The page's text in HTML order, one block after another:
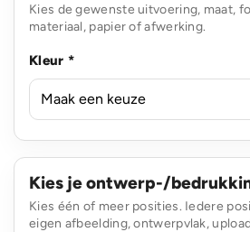
Kies de gewenste uitvoering, maat,
materiaal, papier of afwerking.
Kleur *
Kies je ontwerp-/
Kies één of meer posities. Iedere
eigen afbeelding, ontwerpvlak,